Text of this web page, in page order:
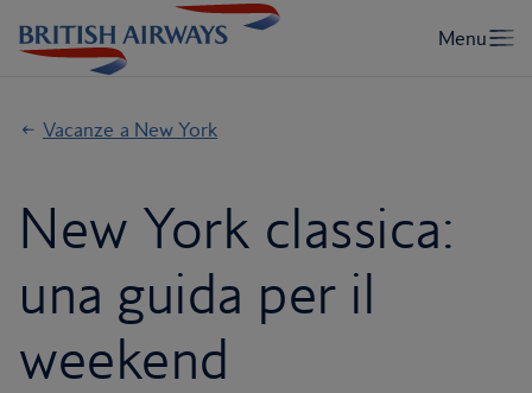
Vacanze a New York
New York classica:
una guida per il
weekend